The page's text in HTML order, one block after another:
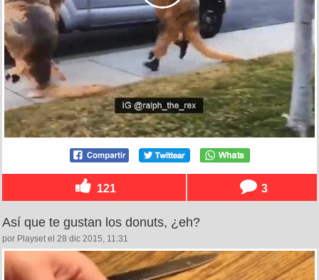
121 3
Así que te gustan los donuts, ¿eh?
por Playset el 28 dic 2015, 11:31